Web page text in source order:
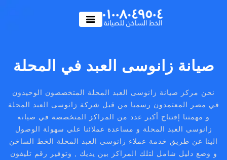
صيانة زانوسى العبد في المحلة
نحن مركز صيانة زانوسى العبد المحلة المتخصصون الوحيدون
في مصر المعتمدون رسميا من قبل شركة زانوسى العبد المحلة
و مهمتنا إفتتاح أكبر عدد من المراكز المتخصصة في صيانه
زانوسى العبد المحلة و مساعدة عملائنا علي سهولة الوصول
الينا عن طريق خدمة عملاء زانوسى العبد المحلة الخط الساخن
و وضع دليل شامل لتلك المراكز بين يديك , وتوفير رقم تليفون